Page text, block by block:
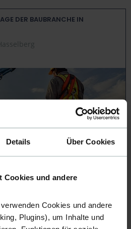
Details Über Cookies
Cookies und andere
Cookies und andere
Plugins), um Inhalte und
DER BAUBRANCHE IN
zeigt die österreichische
der Stabilisierung. Hohe
und eine schwache Nachfrage
doch die Auftragsbücher füllen sich